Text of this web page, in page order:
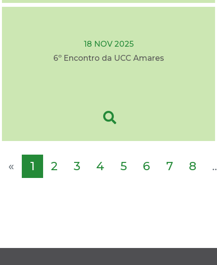
18 NOV 2025
6º Encontro da UCC Amares
« 1 2 3 4 5 6 7 8